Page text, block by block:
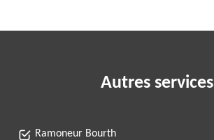
Autres services
Ramoneur Bourth